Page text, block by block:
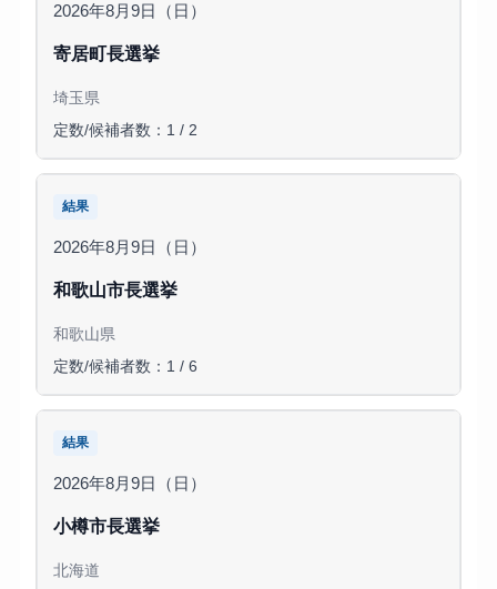
2026年8月9日（日）
寄居町長選挙
埼玉県
定数/候補者数：1 / 2
結果
2026年8月9日（日）
和歌山市長選挙
和歌山県
定数/候補者数：1 / 6
結果
2026年8月9日（日）
小樽市長選挙
北海道